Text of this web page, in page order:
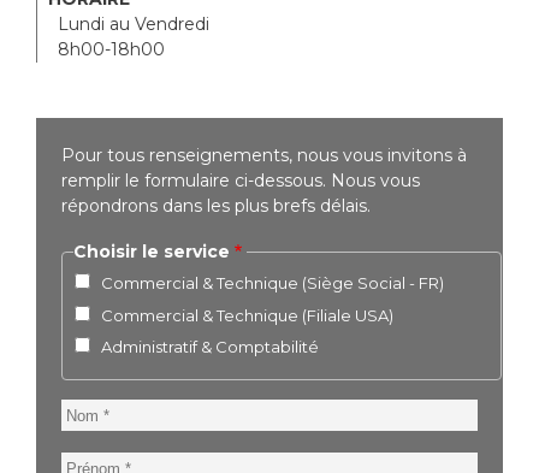
Lundi au Vendredi
8h00-18h00
Pour tous renseignements, nous vous invitons à
remplir le formulaire ci-dessous. Nous vous
répondrons dans les plus brefs délais.
Choisir le service
Commercial & Technique (Siège Social - FR)
Commercial & Technique (Filiale USA)
Administratif & Comptabilité
Nom
Prénom